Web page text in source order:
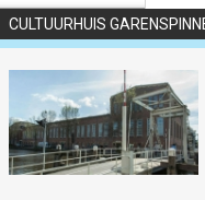
CULTUURHUIS